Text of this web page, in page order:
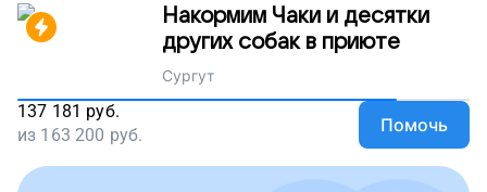
Накормим Чаки и десятки
других собак в приюте
Сургут
137 181 руб.
из 163 200 руб. Помочь